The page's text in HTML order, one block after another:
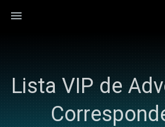
menu
Lista VIP de